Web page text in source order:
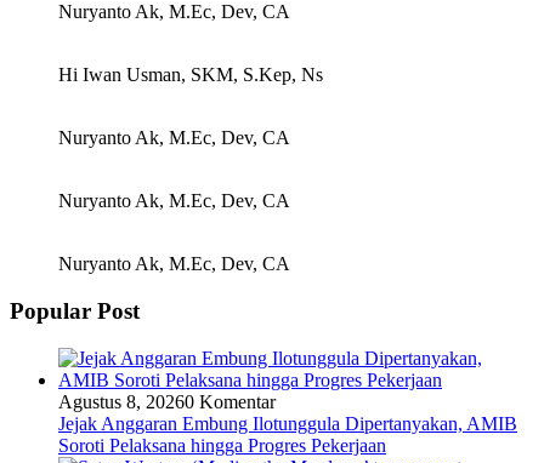
Nuryanto Ak, M.Ec, Dev, CA
Hi Iwan Usman, SKM, S.Kep, Ns
Nuryanto Ak, M.Ec, Dev, CA
Nuryanto Ak, M.Ec, Dev, CA
Nuryanto Ak, M.Ec, Dev, CA
Popular Post
Agustus 8, 20260 Komentar
Jejak Anggaran Embung Ilotunggula Dipertanyakan, AMIB
Soroti Pelaksana hingga Progres Pekerjaan